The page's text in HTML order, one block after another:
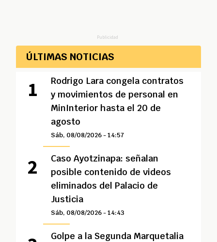
Publicidad
ÚLTIMAS NOTICIAS
Rodrigo Lara congela contratos
y movimientos de personal en
MinInterior hasta el 20 de
agosto
Sáb, 08/08/2026 - 14:57
Caso Ayotzinapa: señalan
posible contenido de videos
eliminados del Palacio de
Justicia
Sáb, 08/08/2026 - 14:43
Golpe a la Segunda Marquetalia